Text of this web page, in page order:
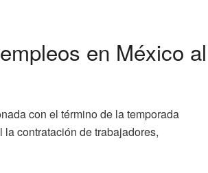
en México al
con el término de la temporada
contratación de trabajadores,